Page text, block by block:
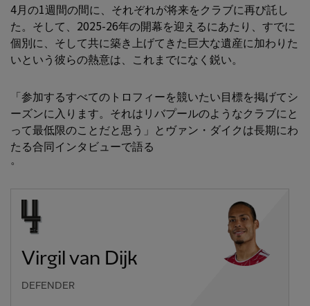
4月の1週間の間に、それぞれが将来をクラブに再び託し
た。そして、2025-26年の開幕を迎えるにあたり、すでに
個別に、そして共に築き上げてきた巨大な遺産に加わりた
いという彼らの熱意は、これまでになく鋭い。
「参加するすべてのトロフィーを競いたい目標を掲げてシ
ーズンに入ります。それはリバプールのようなクラブにと
って最低限のことだと思う」とヴァン・ダイクは長期にわ
たる合同インタビューで語る
。
Virgil van Dijk
DEFENDER